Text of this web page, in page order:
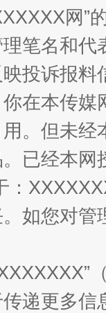
网”
笔名和
投诉报
在本传
。但未
已经本
：
如您对
递更多